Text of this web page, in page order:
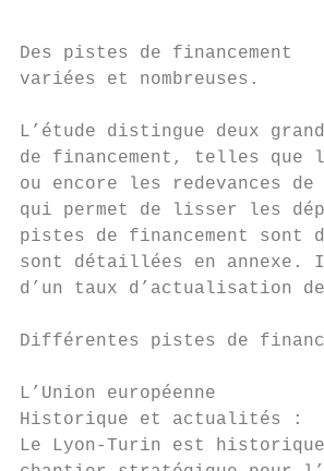
Des pistes de financement
variées et nombreuses.
L’étude distingue deux
de financement, telles
ou encore les redevances
qui permet de lisser les
pistes de financement
sont détaillées en
d’un taux
Différentes pistes de
L’Union européenne
Historique et
Le Lyon-Turin est